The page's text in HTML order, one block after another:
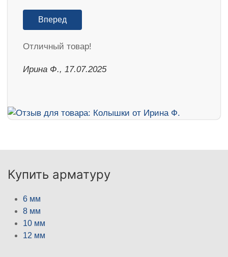
Вперед
Отличный товар!
Ирина Ф., 17.07.2025
Купить арматуру
6 мм
8 мм
10 мм
12 мм